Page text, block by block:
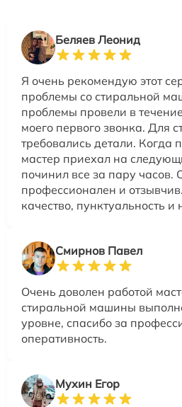
Беляев Леонид
Я очень рекомендую этот
проблемы со стиральной
проблемы провели в
моего первого звонка. Для
требовались детали. Когда
мастер приехал на
починил все за пару часов.
профессионален и
качество, пунктуальность и
Смирнов Павел
Очень доволен работой
стиральной машины
уровне, спасибо за
оперативность.
Мухин Егор